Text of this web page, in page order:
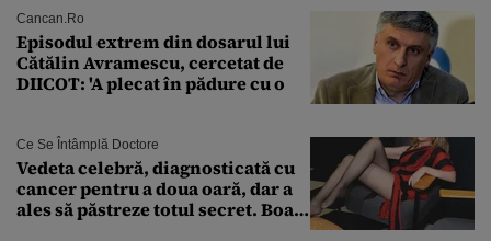
Cancan.ro
Episodul extrem din dosarul lui
Cătălin Avramescu, cercetat de
DIICOT: 'A plecat în pădure cu o
Ce Se Întâmplă Doctore
Vedeta celebră, diagnosticată cu
cancer pentru a doua oară, dar a
ales să păstreze totul secret. Boala